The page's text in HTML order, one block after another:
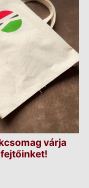
várja